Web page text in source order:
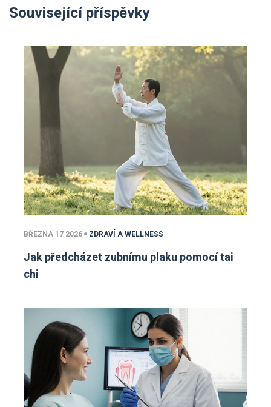
Související příspěvky
BŘEZNA 17 2026 ZDRAVÍ A WELLNESS
Jak předcházet zubnímu plaku pomocí tai
chi